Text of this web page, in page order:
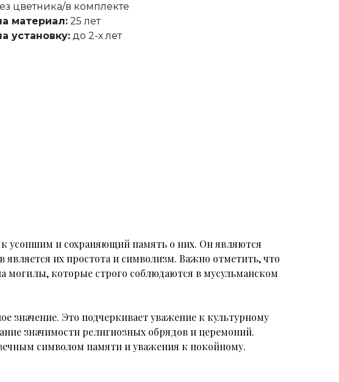
цветника/в комплекте
материал: 25 лет
установку: до 2-х лет
и сохраняющий память о них. Он являются
их простота и символизм. Важно отметить, что
могилы, которые строго соблюдаются в мусульманском
значение. Это подчеркивает уважение к культурному
значимости религиозных обрядов и церемоний.
символом памяти и уважения к покойному.